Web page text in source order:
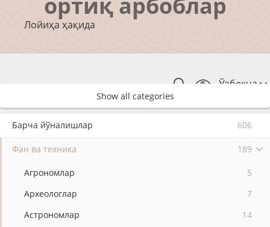
Лойиҳа ҳақида
Ўзбекча
Show all categories
Барча йўналишлар 606
Фан ва техника 189
Агрономлар
5
Археологлар
7
Астрономлар
14